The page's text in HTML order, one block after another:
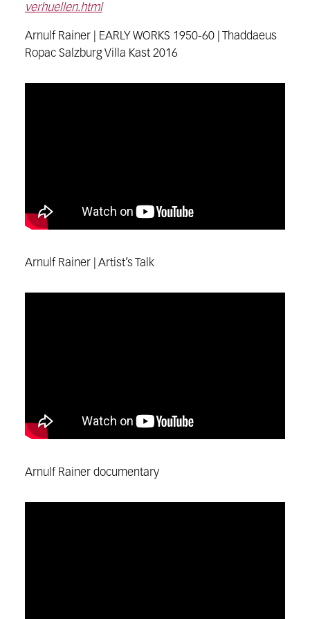
verhuellen.html
Arnulf Rainer | EARLY WORKS 1950-60 | Thaddaeus
Ropac Salzburg Villa Kast 2016
Arnulf Rainer | Artist’s Talk
Arnulf Rainer documentary